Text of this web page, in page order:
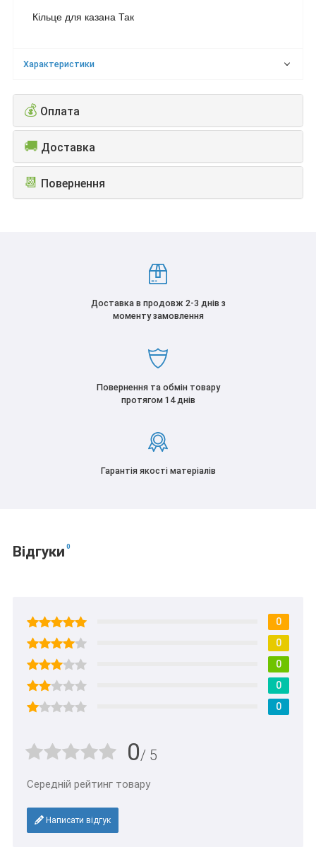
Кільце для казана Так
Характеристики
💰 Оплата
🚚 Доставка
📆 Повернення
Доставка в продовж 2-3 днів з
моменту замовлення
Повернення та обмін товару
протягом 14 днів
Гарантія якості матеріалів
Відгуки 0
0/ 5
Середній рейтинг товару
Написати відгук
0
0
0
0
0